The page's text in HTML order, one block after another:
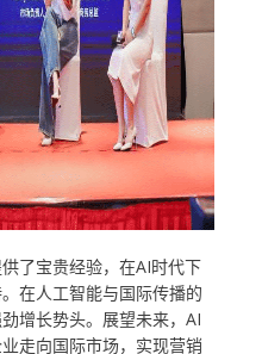
了宝贵经验，在AI时代下
在人工智能与国际传播的
增长势头。展望未来，AI
走向国际市场，实现营销